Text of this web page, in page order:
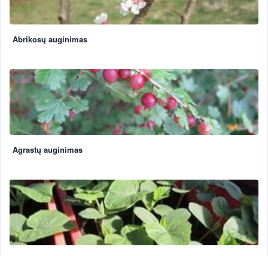
Abrikosų auginimas
Agrastų auginimas